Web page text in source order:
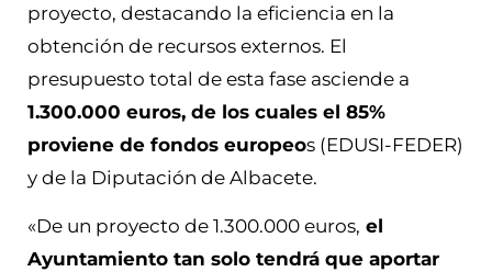
proyecto, destacando la eficiencia en la
obtención de recursos externos. El
presupuesto total de esta fase asciende a
1.300.000 euros, de los cuales el 85%
proviene de fondos europeos (EDUSI-FEDER)
y de la Diputación de Albacete.
«De un proyecto de 1.300.000 euros, el
Ayuntamiento tan solo tendrá que aportar